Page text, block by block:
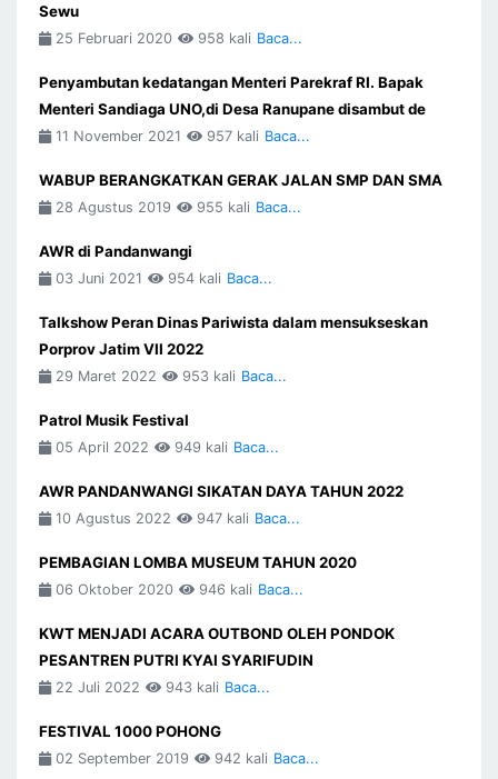
Sewu
25 Februari 2020 958 kali Baca...
Penyambutan kedatangan Menteri Parekraf RI. Bapak
Menteri Sandiaga UNO,di Desa Ranupane disambut de
11 November 2021 957 kali Baca...
WABUP BERANGKATKAN GERAK JALAN SMP DAN SMA
28 Agustus 2019 955 kali Baca...
AWR di Pandanwangi
03 Juni 2021 954 kali Baca...
Talkshow Peran Dinas Pariwista dalam mensukseskan
Porprov Jatim VII 2022
29 Maret 2022 953 kali Baca...
Patrol Musik Festival
05 April 2022 949 kali Baca...
AWR PANDANWANGI SIKATAN DAYA TAHUN 2022
10 Agustus 2022 947 kali Baca...
PEMBAGIAN LOMBA MUSEUM TAHUN 2020
06 Oktober 2020 946 kali Baca...
KWT MENJADI ACARA OUTBOND OLEH PONDOK
PESANTREN PUTRI KYAI SYARIFUDIN
22 Juli 2022 943 kali Baca...
FESTIVAL 1000 POHONG
02 September 2019 942 kali Baca...